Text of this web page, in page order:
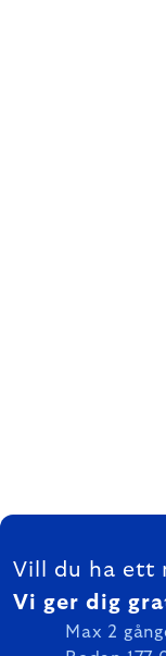
FOOTER
Vill du ha ett
Vi ger dig
Max 2